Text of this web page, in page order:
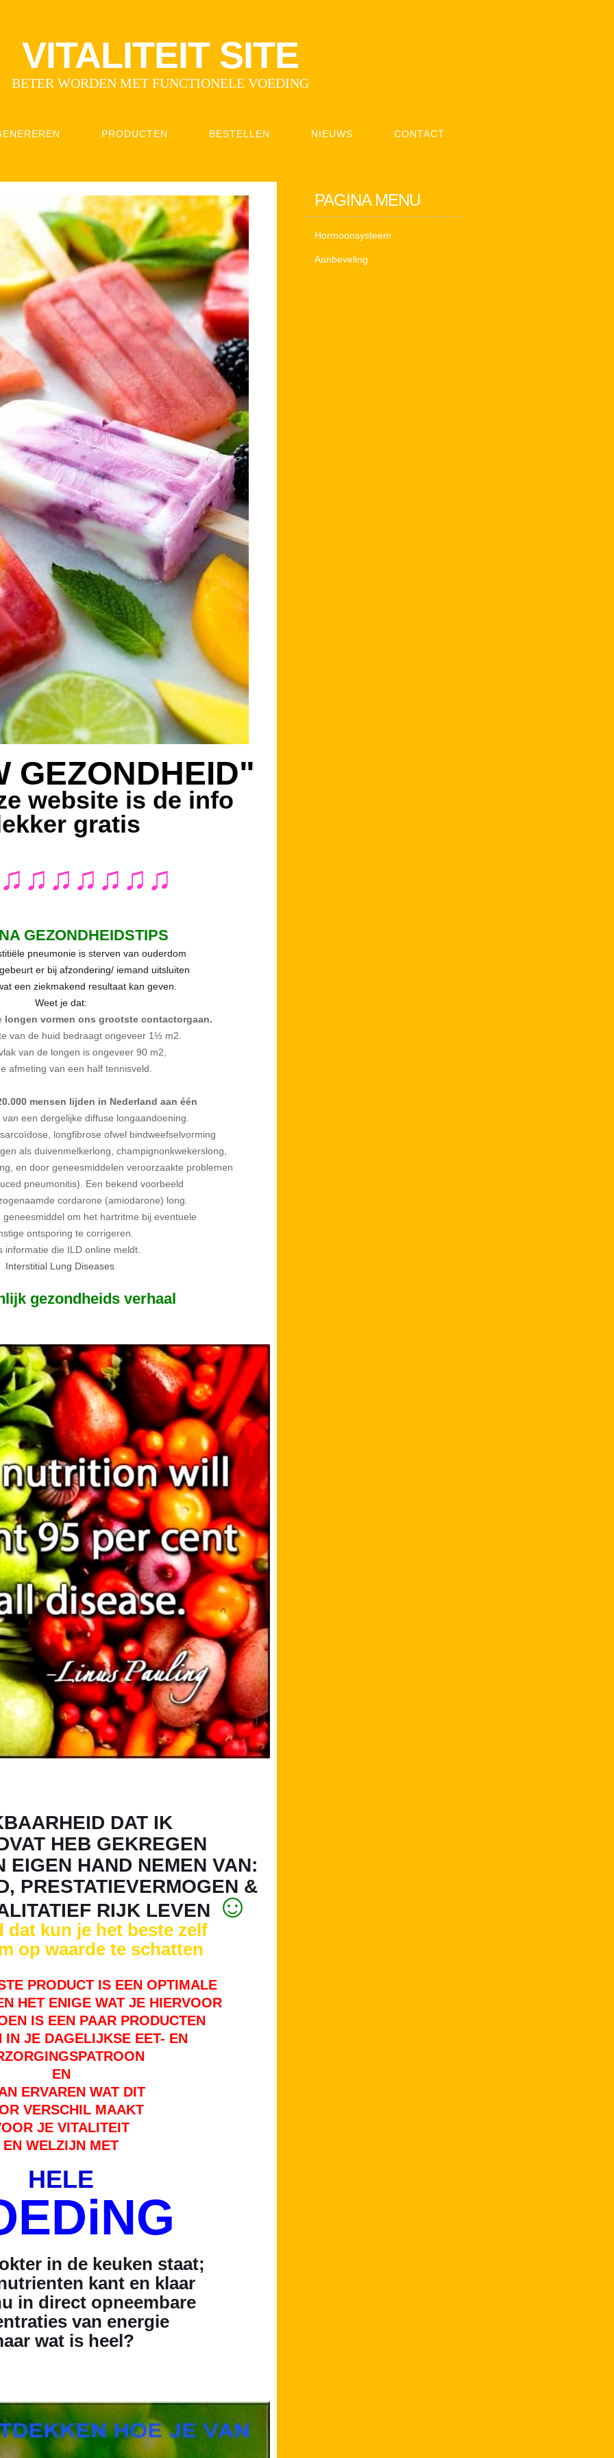
VITALITEIT SITE
BETER WORDEN MET FUNCTIONELE VOEDING
PRODUCTEN BESTELLEN NIEUWS CONTACT
is de info
gratis
GEZONDHEIDSTIPS
pneumonie is sterven van ouderdom
er bij afzondering/ iemand uitsluiten
een ziekmakend resultaat kan geven.
Weet je dat:
longen vormen ons grootste contactorgaan.
van de huid bedraagt ongeveer 1½ m2.
van de longen is ongeveer 90 m2,
afmeting van een half tennisveld.
mensen lijden in Nederland aan één
een dergelijke diffuse longaandoening.
longfibrose ofwel bindweefselvorming
als duivenmelkerlong, champignonkwekerslong,
en door geneesmiddelen veroorzaakte problemen
pneumonitis). Een bekend voorbeeld
cordarone (amiodarone) long.
om het hartritme bij eventuele
ontsporing te corrigeren.
informatie die ILD online meldt.
Interstitial Lung Diseases
gezondheids verhaal
DAT IK
HEB GEKREGEN
HAND NEMEN VAN:
PRESTATIEVERMOGEN &
RIJK LEVEN ☺
dat kun je het beste zelf
op waarde te schatten
PRODUCT IS EEN OPTIMALE
HET ENIGE WAT JE HIERVOOR
IS EEN PAAR PRODUCTEN
IN JE DAGELIJKSE EET- EN
EN
ERVAREN WAT DIT
VERSCHIL MAAKT
JE VITALITEIT
EN WELZIJN MET
HELE
in de keuken staat;
kant en klaar
in direct opneembare
van energie
wat is heel?
PAGINA MENU
Hormoonsysteem
Aanbeveling